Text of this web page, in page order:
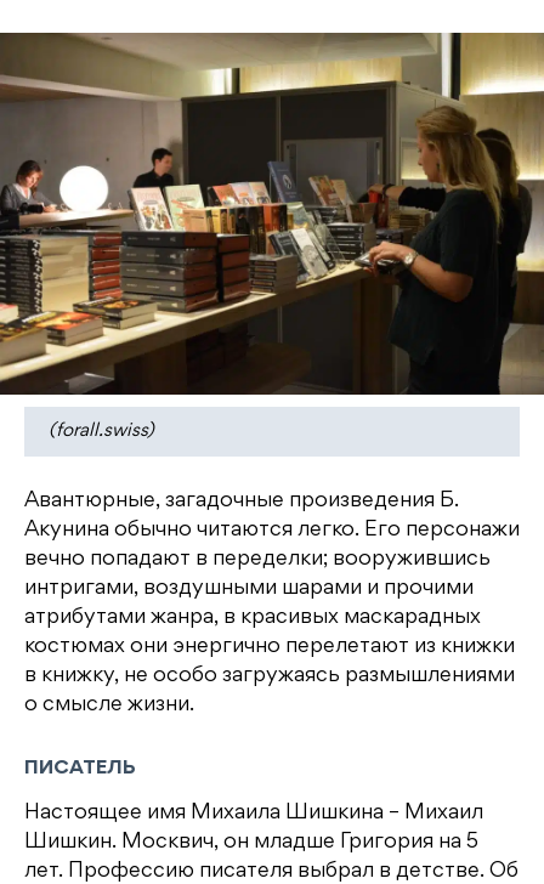
(forall.swiss)
Авантюрные, загадочные произведения Б.
Акунина обычно читаются легко. Его персонажи
вечно попадают в переделки; вооружившись
интригами, воздушными шарами и прочими
атрибутами жанра, в красивых маскарадных
костюмах они энергично перелетают из книжки
в книжку, не особо загружаясь размышлениями
о смысле жизни.
ПИСАТЕЛЬ
Настоящее имя Михаила Шишкина – Михаил
Шишкин. Москвич, он младше Григория на 5
лет. Профессию писателя выбрал в детстве. Об